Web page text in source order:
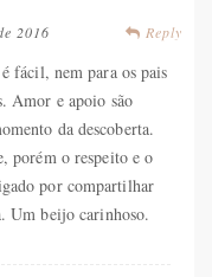
Reply
2016
fácil, nem para os pais
Amor e apoio são
da descoberta.
porém o respeito e o
por compartilhar
Um beijo carinhoso.